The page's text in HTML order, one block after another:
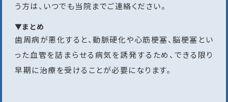
う方は、いつでも当院までご連絡ください。
▼まとめ
歯周病が悪化すると、動脈硬化や心筋梗塞、脳梗塞とい
った血管を詰まらせる病気を誘発するため、できる限り
早期に治療を受けることが必要になります。